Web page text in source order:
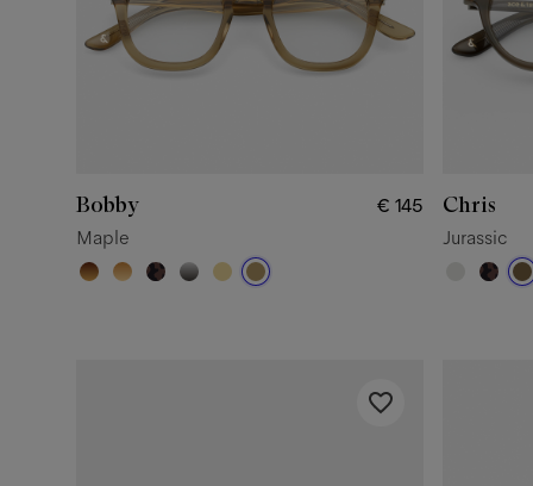
Bobby
€ 145
Maple
Chris
Jurassic